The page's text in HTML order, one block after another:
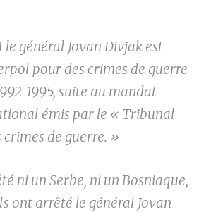
le général Jovan Divjak est
pour des crimes de guerre
1995, suite au mandat
émis par le « Tribunal
crimes de guerre. »
ni un Serbe, ni un Bosniaque,
ont arrêté le général Jovan